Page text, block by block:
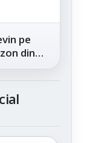
pe
din
Dead